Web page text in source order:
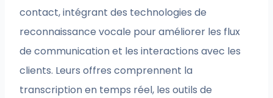
contact, intégrant des technologies de
reconnaissance vocale pour améliorer les flux
de communication et les interactions avec les
clients. Leurs offres comprennent la
transcription en temps réel, les outils de